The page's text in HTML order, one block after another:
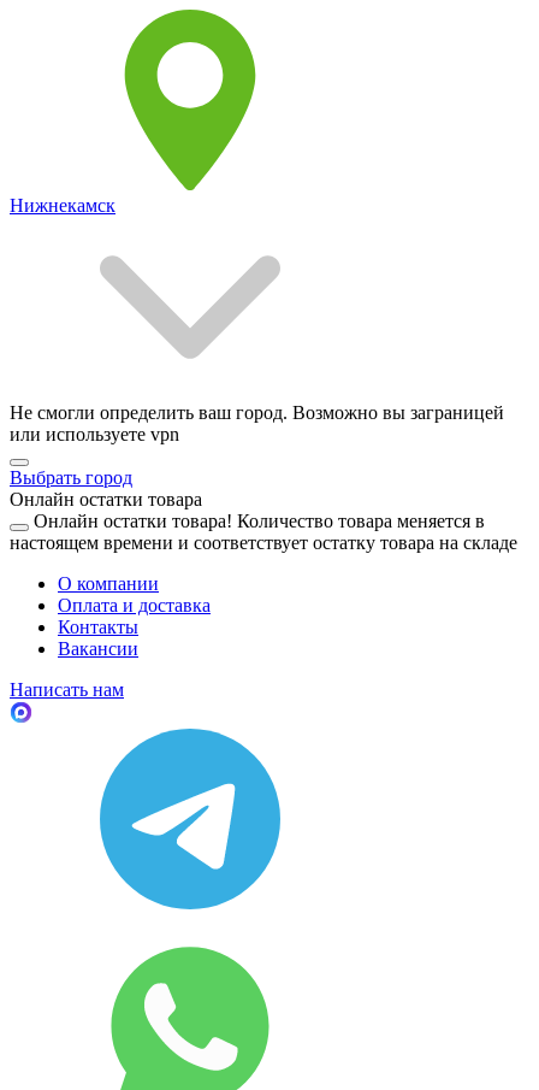
Нижнекамск
Не смогли определить ваш город. Возможно вы заграницей
или используете vpn
Выбрать город
Онлайн остатки товара
Онлайн остатки товара! Количество товара меняется в
настоящем времени и соответствует остатку товара на складе
О компании
Оплата и доставка
Контакты
Вакансии
Написать нам